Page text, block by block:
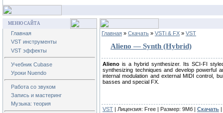
МЕНЮ САЙТА
Главная
VST инструменты
VST эффекты
Учебник Cubase
Уроки Nuendo
Работа со звуком
Запись и мастеринг
Музыка: теория
Главная » Скачать » VSTi & FX » VST
Alieno — Synth (Hybrid)
Alieno is a hybrid synthesizer. Its SCI-FI
synthesizing techniques and develop powerful
internal modulation and external MIDI control,
basses and special FX.
VST | Лицензия: Free | Размер: 9Mб | Скачать